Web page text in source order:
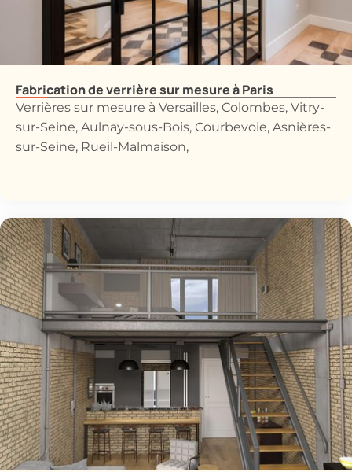
Fabrication de verrière sur mesure à Paris
Verrières sur mesure à Versailles, Colombes, Vitry-
sur-Seine, Aulnay-sous-Bois, Courbevoie, Asnières-
sur-Seine, Rueil-Malmaison,